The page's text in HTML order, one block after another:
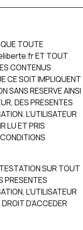
TOUTE
ET TOUT
CONTENUS
CE SOIT IMPLIQUENT
SANS RESERVE AINSI
DES PRESENTES
L’UTILISATEUR
LU ET PRIS
SUR TOUT
PRESENTES
L’UTILISATEUR
DROIT D’ACCEDER